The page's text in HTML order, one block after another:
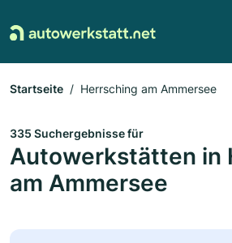
Startseite Herrsching am Ammersee
335 Suchergebnisse für
Autowerkstätten in
am Ammersee